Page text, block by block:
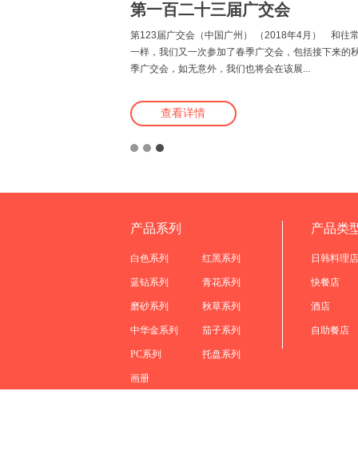
第一百二十三届广交会
第123届广交会（中国广州） （2018年4月） 和往
一样，我们又一次参加了春季广交会，包括接下来的
季广交会，如无意外，我们也将会在该展...
查看详情
产品系列
白色系列 红黑系列
蓝钻系列 青花系列
磨砂系列 秋草系列
中华金系列 茄子系列
PC系列 托盘系列
画册
产品类
日韩料理店
快餐店
酒店
自助餐店